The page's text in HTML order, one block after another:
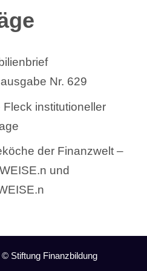
Nr. 629
Fleck institutioneller
der Finanzwelt –
und
© Stiftung Finanzbildung